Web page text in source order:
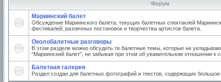
Форум
Мариинский балет
Обсуждение Мариинского балета: текущих балетных спектаклей
фестивалей, различных постановок и творчества артистов балета.
Околобалетные разговоры
В этом разделе можно обсудить те балетные темы, которые не
"Мариинский балет", не забывая при этом об уважительном отношении к
Балетная галерея
Раздел создан для балетных фотографий и текстов, содержащих